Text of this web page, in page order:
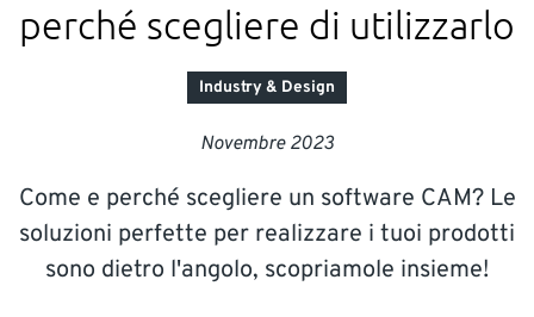
FORMAZIONE
INSIGHTS
SUPPORTO
perché scegliere di utilizzarlo
Industry & Design
Novembre 2023
Come e perché scegliere un software CAM? Le
soluzioni perfette per realizzare i tuoi prodotti
sono dietro l'angolo, scopriamole insieme!